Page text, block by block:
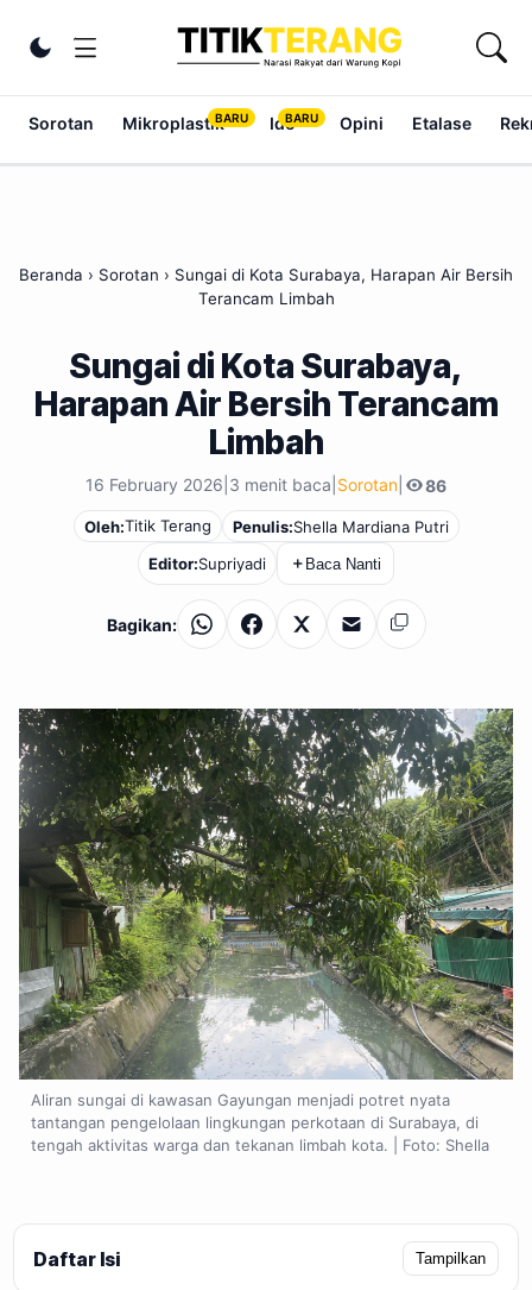
Ubah tema
Sorotan Mikroplastik Ide Opini Etalase
Beranda › Sorotan › Sungai di Kota Surabaya, Harapan Air Bersih
Terancam Limbah
Sungai di Kota Surabaya,
Harapan Air Bersih Terancam
Limbah
16 February 2026 3 menit baca Sorotan 86
Oleh:Titik Terang Penulis:Shella Mardiana Putri
Editor:Supriyadi ＋ Baca Nanti
Bagikan: WhatsAppFacebook
X EmailSalin
Aliran sungai di kawasan Gayungan menjadi potret nyata
tantangan pengelolaan lingkungan perkotaan di Surabaya, di
tengah aktivitas warga dan tekanan limbah kota. | Foto: Shella
Daftar Isi Tampilkan